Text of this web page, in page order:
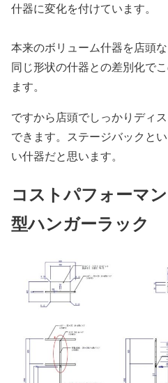
什器に変化を付けています。
本来のボリューム什器を店頭
同じ形状の什器との差別化で
ます。
ですから店頭でしっかりディ
できます。ステージバックと
い什器だと思います。
コストパフォーマ
型ハンガーラック